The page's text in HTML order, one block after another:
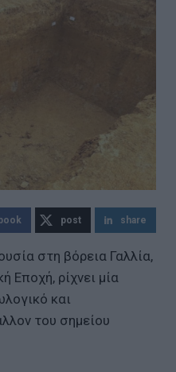
post share
στη βόρεια Γαλλία,
Εποχή, ρίχνει μία
και
του σημείου